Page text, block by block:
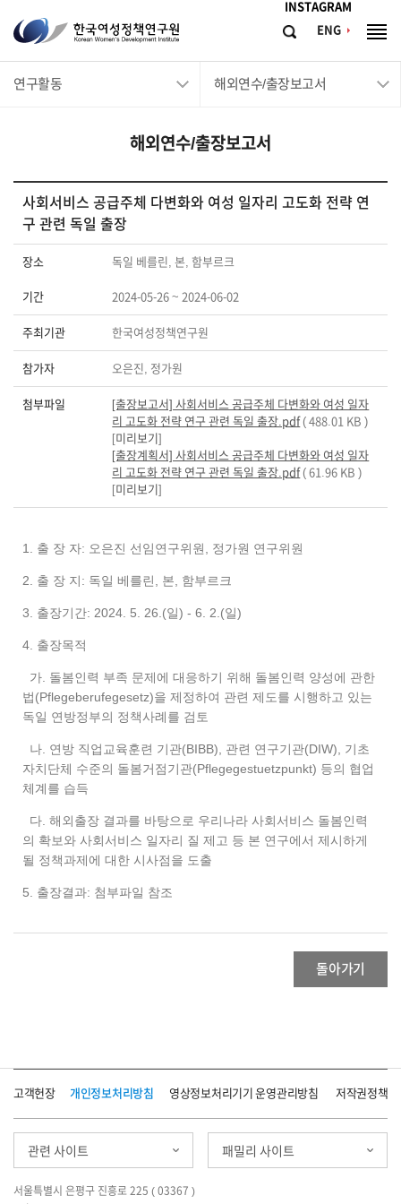
INSTAGRAM
ENG
한
국
여
연
구
원
Korean
Development
Institute
검
체
연구활동 해외연수/출장보고서
해외연수/출장보고서
사회서비스 공급주체 다변화와 여성 일자리 고도화 전략 연
구 관련 독일 출장
장소 독일 베를린, 본, 함부르크
기간 2024-05-26 ~ 2024-06-02
주최기관 한국여성정책연구원
참가자 오은진, 정가원
첨부파일
[출장보고서] 사회서비스 공급주체 다변화와 여성 일자
리 고도화 전략 연구 관련 독일 출장.pdf( 488.01 KB )
[미리보기]
[출장계획서] 사회서비스 공급주체 다변화와 여성 일자
리 고도화 전략 연구 관련 독일 출장.pdf( 61.96 KB )
[미리보기]
1. 출 장 자: 오은진 선임연구위원, 정가원 연구위원
2. 출 장 지: 독일 베를린, 본, 함부르크
3. 출장기간: 2024. 5. 26.(일) - 6. 2.(일)
4. 출장목적
가. 돌봄인력 부족 문제에 대응하기 위해 돌봄인력 양성에 관한
법(Pflegeberufegesetz)을 제정하여 관련 제도를 시행하고 있는
독일 연방정부의 정책사례를 검토
나. 연방 직업교육훈련 기관(BIBB), 관련 연구기관(DIW), 기초
자치단체 수준의 돌봄거점기관(Pflegegestuetzpunkt) 등의 협업
체계를 습득
다. 해외출장 결과를 바탕으로 우리나라 사회서비스 돌봄인력
의 확보와 사회서비스 일자리 질 제고 등 본 연구에서 제시하게
될 정책과제에 대한 시사점을 도출
5. 출장결과: 첨부파일 참조
돌아가기
고객헌장 개인정보처리방침 영상정보처리기기 운영관리방침 저작권정책
관련 사이트 패밀리 사이트
서울특별시 은평구 진흥로 225 ( 03367 )